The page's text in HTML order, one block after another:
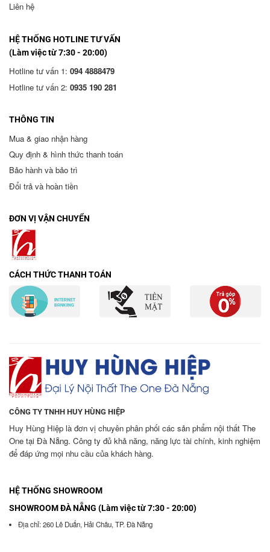
Liên hệ
HỆ THỐNG HOTLINE TƯ VẤN
(Làm việc từ 7:30 - 20:00)
Hotline tư vấn 1: 094 4888479
Hotline tư vấn 2: 0935 190 281
THÔNG TIN
Mua & giao nhận hàng
Quy định & hình thức thanh toán
Bảo hành và bảo trì
Đổi trả và hoàn tiền
ĐƠN VỊ VẬN CHUYỂN
CÁCH THỨC THANH TOÁN
CÔNG TY TNHH HUY HÙNG HIỆP
Huy Hùng Hiệp là đơn vị chuyên phân phối các sản phẩm nội thất The
One tại Đà Nẵng. Công ty đủ khả năng, năng lực tài chính, kinh nghiệm
để đáp ứng mọi nhu cầu của khách hàng.
HỆ THỐNG SHOWROOM
SHOWROOM ĐÀ NẴNG (Làm việc từ 7:30 - 20:00)
Địa chỉ: 260 Lê Duẩn, Hải Châu, TP. Đà Nẵng